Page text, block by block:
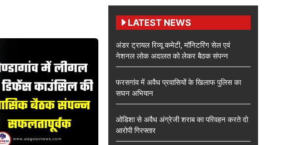
LATEST NEWS
अंडर ट्रायल रिव्यू कमेटी, मॉनिटरिंग सेल एवं
नेशनल लोक अदालत को लेकर बैठक संपन्न
फरसगांव में अवैध प्रवासियों के खिलाफ पुलिस का
सघन अभियान
ओडिशा से अवैध अंग्रेजी शराब का परिवहन करते दो
आरोपी गिरफ्तार